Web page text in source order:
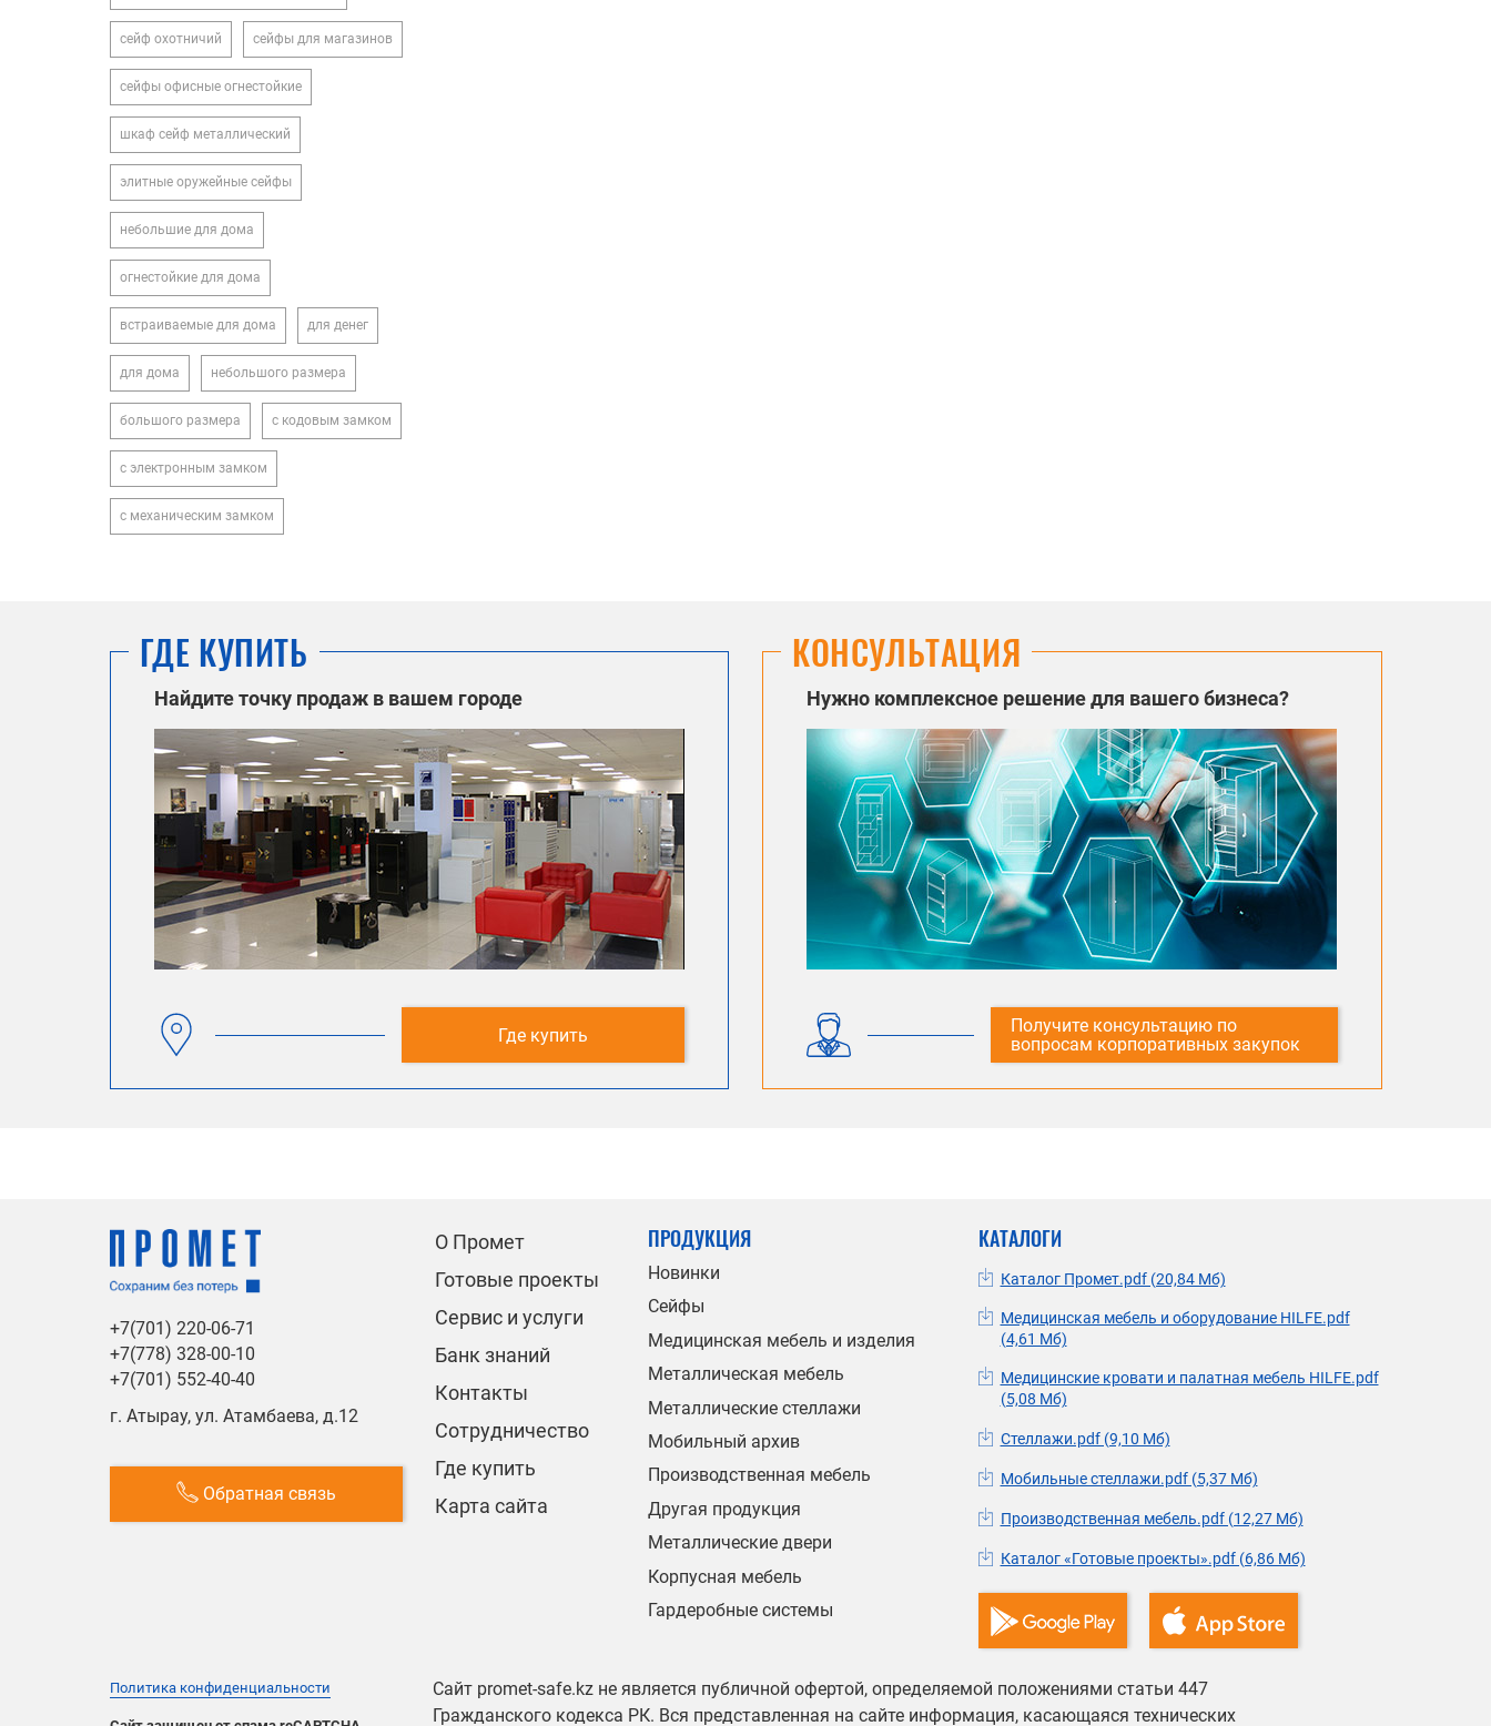
сейф охотничий сейфы для магазинов
сейфы офисные огнестойкие
шкаф сейф металлический
элитные оружейные сейфы
небольшие для дома
огнестойкие для дома
встраиваемые для дома для денег
для дома небольшого размера
большого размера с кодовым замком
с электронным замком
с механическим замком
ГДЕ КУПИТЬ
Найдите точку продаж в вашем городе
Где купить
КОНСУЛЬТАЦИЯ
Нужно комплексное решение для вашего бизнеса?
Получите консультацию по
вопросам корпоративных закупок
+7(701) 220-06-71
+7(778) 328-00-10
+7(701) 552-40-40
г. Атырау, ул. Атамбаева, д.12
Обратная связь
О Промет
Готовые проекты
Сервис и услуги
Банк знаний
Контакты
Сотрудничество
Где купить
Карта сайта
ПРОДУКЦИЯ
Новинки
Сейфы
Медицинская мебель и изделия
Металлическая мебель
Металлические стеллажи
Мобильный архив
Производственная мебель
Другая продукция
Металлические двери
Корпусная мебель
Гардеробные системы
КАТАЛОГИ
Каталог Промет.pdf (20,84 Мб)
Медицинская мебель и оборудование HILFE.pdf
(4,61 Мб)
Медицинские кровати и палатная мебель HILFE.pdf
(5,08 Мб)
Стеллажи.pdf (9,10 Мб)
Мобильные стеллажи.pdf (5,37 Мб)
Производственная мебель.pdf (12,27 Мб)
Каталог «Готовые проекты».pdf (6,86 Мб)
Политика конфиденциальности
Сайт promet-safe.kz не является публичной офертой, определяемой положениями статьи 447
Гражданского кодекса РК. Вся представленная на сайте информация, касающаяся технических